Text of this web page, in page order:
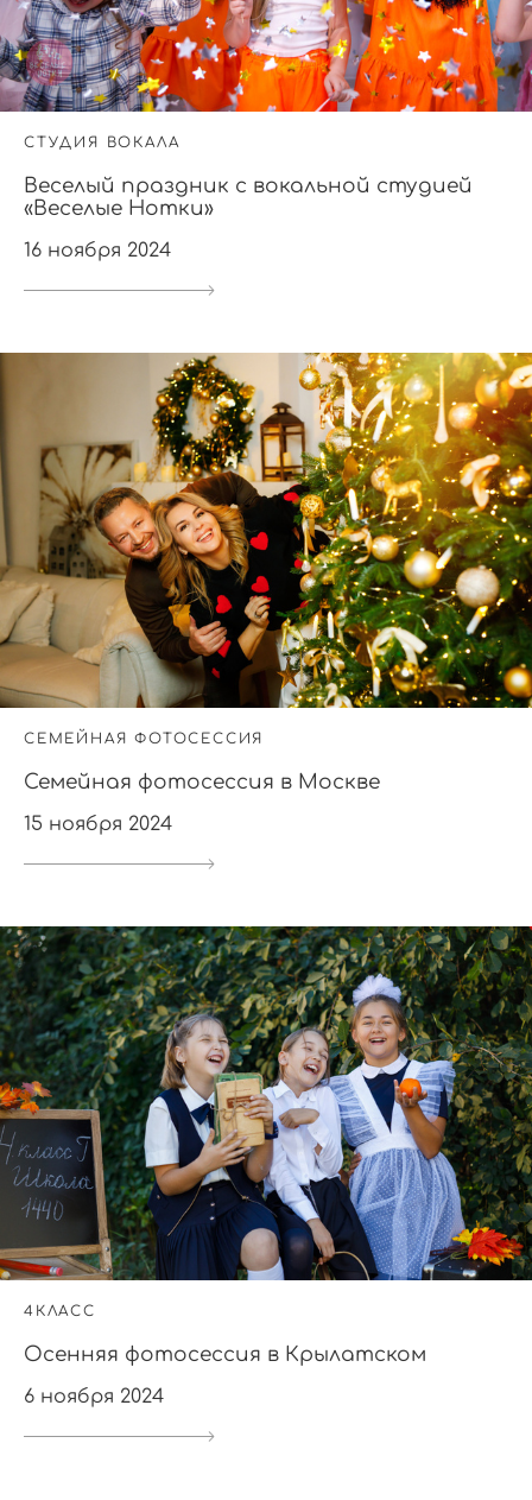
СТУДИЯ ВОКАЛА
Веселый праздник с вокальной студией
«Веселые Нотки»
16 ноября 2024
СЕМЕЙНАЯ ФОТОСЕССИЯ
Семейная фотосессия в Москве
15 ноября 2024
4КЛАСС
Осенняя фотосессия в Крылатском
6 ноября 2024